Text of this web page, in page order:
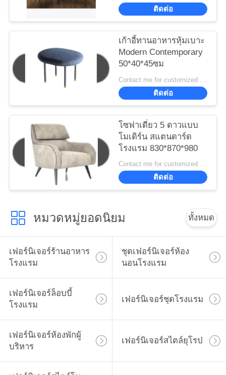
ติดต่อ
เก้าอี้ทานอาหารหุ้มเบาะ
Modern Contemporary
50*40*45ซม
Contact me for customized MOQ:10
ติดต่อ
โซฟาเดี่ยว 5 ดาวแบบ
โมเดิร์น สแตนดาร์ด
โรงแรม 830*870*980
Contact me for customized MOQ:10
ติดต่อ
หมวดหมู่ยอดนิยม ทั้งหมด
เฟอร์นิเจอร์ร้านอาหาร
โรงแรม
ชุดเฟอร์นิเจอร์ห้อง
นอนโรงแรม
เฟอร์นิเจอร์ล็อบบี้
โรงแรม
เฟอร์นิเจอร์ชุดโรงแรม
เฟอร์นิเจอร์ห้องพักผู้
บริหาร
เฟอร์นิเจอร์สไตล์ยุโรป